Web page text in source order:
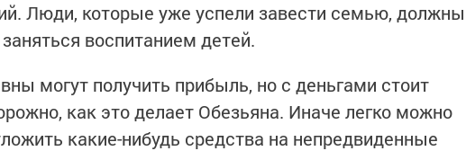
Люди, которые уже успели завести семью, должны
воспитанием детей.
могут получить прибыль, но с деньгами стоит
как это делает Обезьяна. Иначе легко можно
какие-нибудь средства на непредвиденные